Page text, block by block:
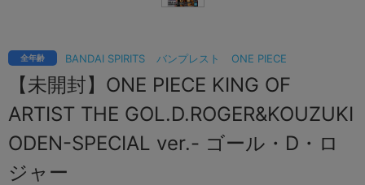
BANDAI SPIRITS バンプレスト ONE PIECE
全年齢
【未開封】ONE PIECE KING OF
ARTIST THE GOL.D.ROGER&KOUZUKI
ODEN-SPECIAL ver.- ゴール・D・ロ
ジャー